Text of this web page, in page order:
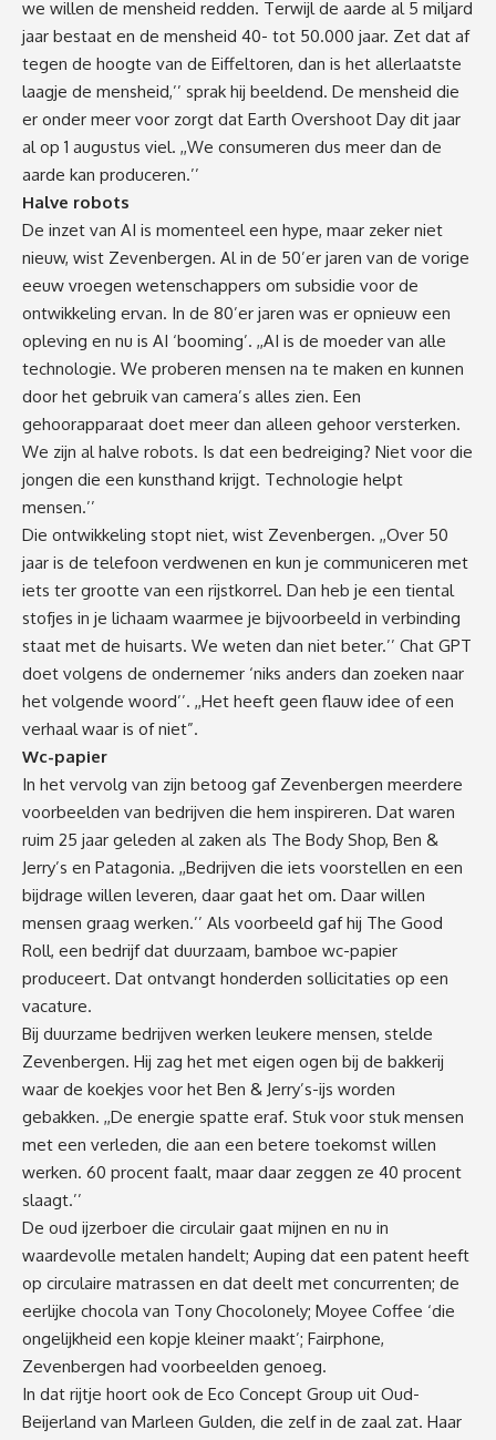
we willen de mensheid redden. Terwijl de aarde al 5 miljard
jaar bestaat en de mensheid 40- tot 50.000 jaar. Zet dat af
tegen de hoogte van de Eiffeltoren, dan is het allerlaatste
laagje de mensheid,’’ sprak hij beeldend. De mensheid die
er onder meer voor zorgt dat Earth Overshoot Day dit jaar
alop 1 augustus viel. ,,We consumeren dus meer dan de
aarde kan produceren.’’
Halve robots
De inzet van AI is momenteel een hype, maar zeker niet
nieuw, wist Zevenbergen. Al in de 50’er jaren van de vorige
eeuw vroegen wetenschappers om subsidie voor de
ontwikkeling ervan. In de 80’er jaren was er opnieuw een
opleving en nu is AI ‘booming’. ,,AI is de moeder van alle
technologie. We proberen mensen na te maken en kunnen
door het gebruik van camera’s alles zien. Een
gehoorapparaat doet meer dan alleen gehoor versterken.
We zijn al halve robots. Is dat een bedreiging? Niet voor die
jongen die een kunsthand krijgt. Technologie helpt
mensen.’’
Die ontwikkeling stopt niet, wist Zevenbergen. ,,Over 50
jaar is de telefoon verdwenen en kun je communiceren met
iets ter grootte van een rijstkorrel. Dan heb je een tiental
stofjes in je lichaam waarmee je bijvoorbeeld in verbinding
staat met de huisarts. We weten dan niet beter.’’ Chat GPT
doet volgens de ondernemer ‘niks anders dan zoeken naar
het volgende woord’’. ,,Het heeft geen flauw idee of een
verhaal waar is of niet”.
Wc-papier
In het vervolg van zijn betoog gaf Zevenbergen meerdere
voorbeelden van bedrijven die hem inspireren. Dat waren
ruim 25 jaar geleden al zaken als The Body Shop, Ben &
Jerry’s en Patagonia. ,,Bedrijven die iets voorstellen en een
bijdrage willen leveren, daar gaat het om. Daar willen
mensen graag werken.’’ Als voorbeeld gaf hij The Good
Roll, een bedrijf dat duurzaam, bamboe wc-papier
produceert. Dat ontvangt honderden sollicitaties op een
vacature.
Bij duurzame bedrijven werken leukere mensen, stelde
Zevenbergen. Hij zag het met eigen ogen bij de bakkerij
waar de koekjes voor het Ben & Jerry’s-ijs worden
gebakken. ,,De energie spatte eraf. Stuk voor stuk mensen
met een verleden, die aan een betere toekomst willen
werken. 60 procent faalt, maar daar zeggen ze 40 procent
slaagt.’’
De oud ijzerboer die circulair gaat mijnen en nu in
waardevolle metalen handelt; Auping dat een patent heeft
op circulaire matrassen en dat deelt met concurrenten; de
eerlijke chocola van Tony Chocolonely; Moyee Coffee ‘die
ongelijkheid een kopje kleiner maakt’; Fairphone,
Zevenbergen had voorbeelden genoeg.
In dat rijtje hoort ook de Eco Concept Group uit Oud-
Beijerland van Marleen Gulden, die zelf in de zaal zat. Haar